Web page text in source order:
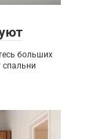
больших
спальни